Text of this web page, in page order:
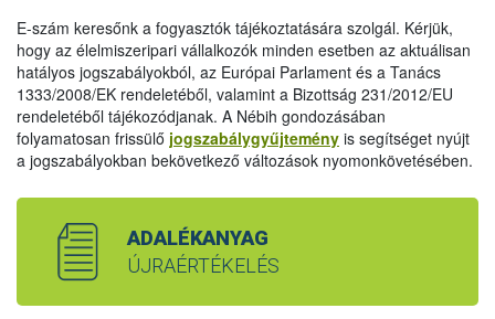
E-szám keresőnk a fogyasztók tájékoztatására szolgál. Kérjük,
hogy az élelmiszeripari vállalkozók minden esetben az aktuálisan
hatályos jogszabályokból, az Európai Parlament és a Tanács
1333/2008/EK rendeletéből, valamint a Bizottság 231/2012/EU
rendeletéből tájékozódjanak. A Nébih gondozásában
folyamatosan frissülő jogszabálygyűjtemény is segítséget nyújt
a jogszabályokban bekövetkező változások nyomonkövetésében.
ADALÉKANYAG
ÚJRAÉRTÉKELÉS